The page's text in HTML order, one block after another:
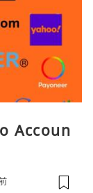
Accoun